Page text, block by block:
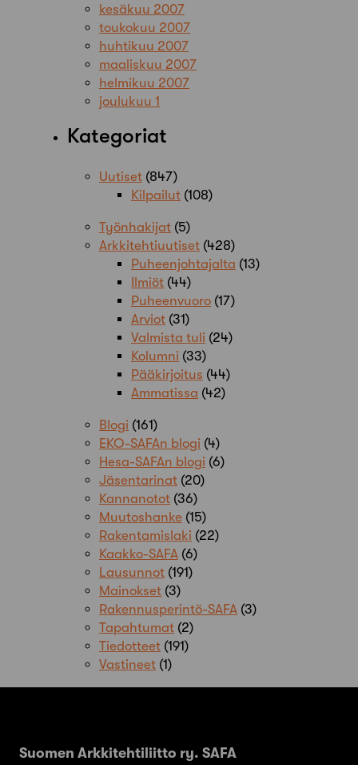
kesäkuu 2007
toukokuu 2007
huhtikuu 2007
maaliskuu 2007
helmikuu 2007
joulukuu 1
Kategoriat
Uutiset (847)
Kilpailut (108)
Työnhakijat (5)
Arkkitehtiuutiset (428)
Puheenjohtajalta (13)
Ilmiöt (44)
Puheenvuoro (17)
Arviot (31)
Valmista tuli (24)
Kolumni (33)
Pääkirjoitus (44)
Ammatissa (42)
Blogi (161)
EKO-SAFAn blogi (4)
Hesa-SAFAn blogi (6)
Jäsentarinat (20)
Kannanotot (36)
Muutoshanke (15)
Rakentamislaki (22)
Kaakko-SAFA (6)
Lausunnot (191)
Mainokset (3)
Rakennusperintö-SAFA (3)
Tapahtumat (2)
Tiedotteet (191)
Vastineet (1)
Suomen Arkkitehtiliitto ry. SAFA